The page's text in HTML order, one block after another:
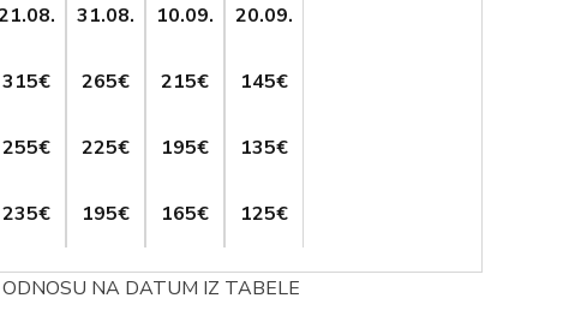
315€
255€
235€
31.08.
265€
225€
195€
10.09.
215€
195€
165€
20.09.
145€
135€
125€
NA DATUM IZ TABELE